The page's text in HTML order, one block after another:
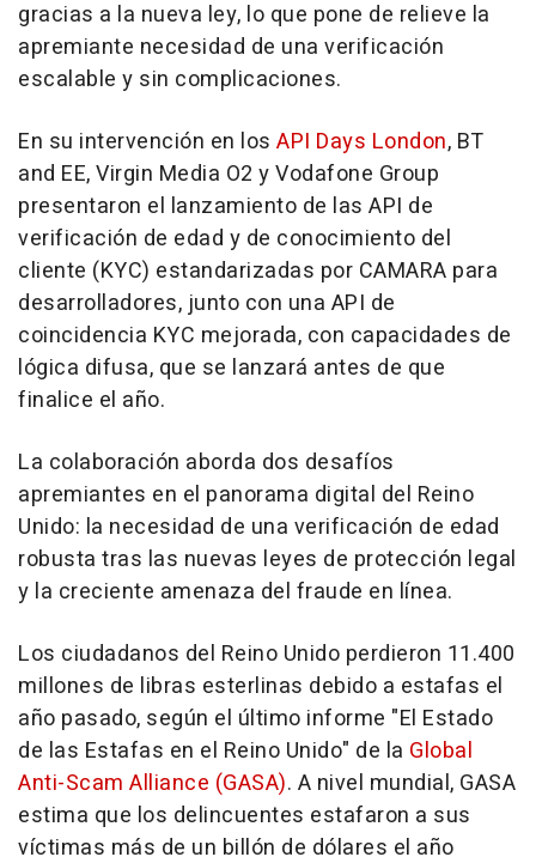
gracias a la nueva ley, lo que pone de relieve la
apremiante necesidad de una verificación
escalable y sin complicaciones.
En su intervención en los API Days London, BT
and EE, Virgin Media O2 y Vodafone Group
presentaron el lanzamiento de las API de
verificación de edad y de conocimiento del
cliente (KYC) estandarizadas por CAMARA para
desarrolladores, junto con una API de
coincidencia KYC mejorada, con capacidades de
lógica difusa, que se lanzará antes de que
finalice el año.
La colaboración aborda dos desafíos
apremiantes en el panorama digital del Reino
Unido: la necesidad de una verificación de edad
robusta tras las nuevas leyes de protección legal
y la creciente amenaza del fraude en línea.
Los ciudadanos del Reino Unido perdieron 11.400
millones de libras esterlinas debido a estafas el
año pasado, según el último informe "El Estado
de las Estafas en el Reino Unido" de la Global
Anti-Scam Alliance (GASA). A nivel mundial, GASA
estima que los delincuentes estafaron a sus
víctimas más de un billón de dólares el año